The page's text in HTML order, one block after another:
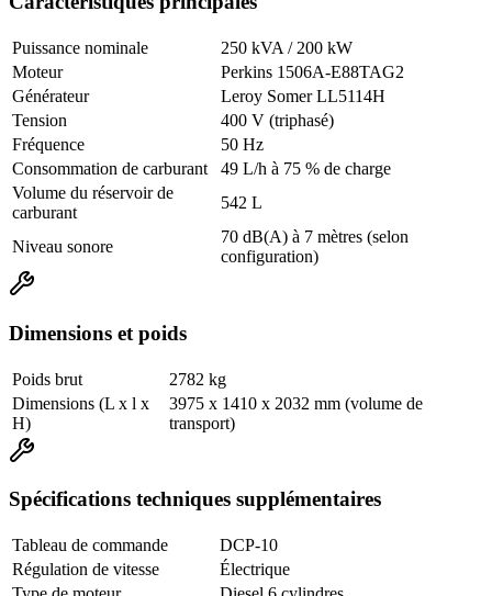
Puissance nominale
250 kVA / 200 kW
Moteur
Perkins 1506A-E88TAG2
Générateur
Leroy Somer LL5114H
Tension
400 V (triphasé)
Fréquence
50 Hz
Consommation de carburant
49 L/h à 75 % de charge
Volume du réservoir de
carburant
542 L
Niveau sonore
70 dB(A) à 7 mètres (selon
configuration)
Dimensions et poids
Poids brut
2782 kg
Dimensions (L x l x
H)
3975 x 1410 x 2032 mm (volume de
transport)
Spécifications techniques supplémentaires
Tableau de commande
DCP-10
Régulation de vitesse
Électrique